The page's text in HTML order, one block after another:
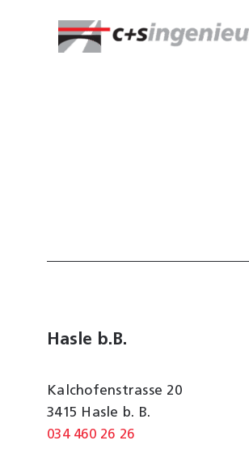
Hasle b.B.
Kalchofenstrasse 20
3415 Hasle b. B.
034 460 26 26